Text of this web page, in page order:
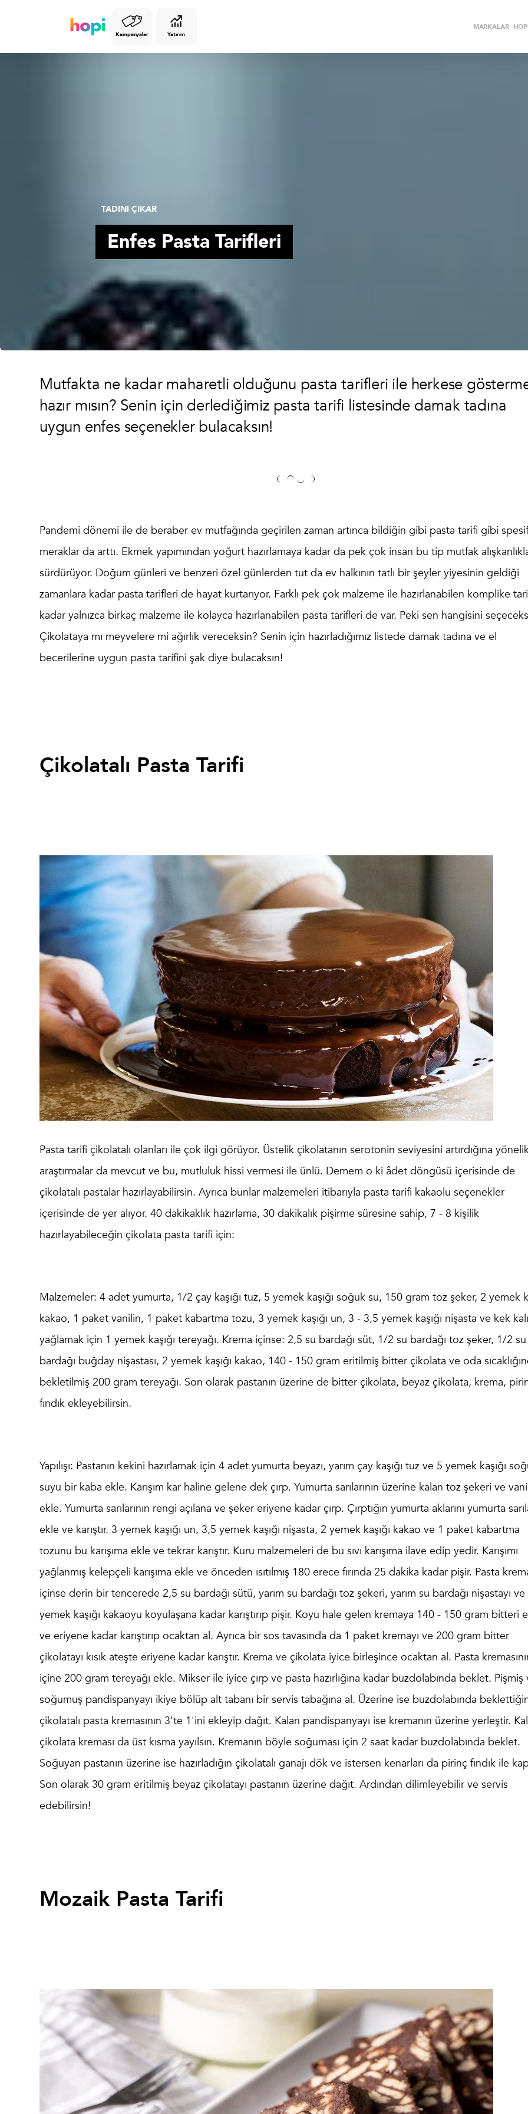
Kampanyalar Yatırım
MARKALAR
TADINI ÇIKAR
Enfes Pasta Tarifleri
Mutfakta ne kadar maharetli olduğunu pasta tarifleri ile herkese
hazır mısın? Senin için derlediğimiz pasta tarifi listesinde damak tadına
uygun enfes seçenekler bulacaksın!
Pandemi dönemi ile de beraber ev mutfağında geçirilen zaman artınca bildiğin gibi pasta tarifi gibi
meraklar da arttı. Ekmek yapımından yoğurt hazırlamaya kadar da pek çok insan bu tip mutfak
sürdürüyor. Doğum günleri ve benzeri özel günlerden tut da ev halkının tatlı bir şeyler yiyesinin geldiği
zamanlara kadar pasta tarifleri de hayat kurtarıyor. Farklı pek çok malzeme ile hazırlanabilen komplike
kadar yalnızca birkaç malzeme ile kolayca hazırlanabilen pasta tarifleri de var. Peki sen hangisini
Çikolataya mı meyvelere mi ağırlık vereceksin? Senin için hazırladığımız listede damak tadına ve el
becerilerine uygun pasta tarifini şak diye bulacaksın!
Çikolatalı Pasta Tarifi
Pasta tarifi çikolatalı olanları ile çok ilgi görüyor. Üstelik çikolatanın serotonin seviyesini artırdığına
araştırmalar da mevcut ve bu, mutluluk hissi vermesi ile ünlü. Demem o ki âdet döngüsü içerisinde de
çikolatalı pastalar hazırlayabilirsin. Ayrıca bunlar malzemeleri itibarıyla pasta tarifi kakaolu seçenekler
içerisinde de yer alıyor. 40 dakikaklık hazırlama, 30 dakikalık pişirme süresine sahip, 7 - 8 kişilik
hazırlayabileceğin çikolata pasta tarifi için:
Malzemeler: 4 adet yumurta, 1/2 çay kaşığı tuz, 5 yemek kaşığı soğuk su, 150 gram toz şeker, 2 yemek
kakao, 1 paket vanilin, 1 paket kabartma tozu, 3 yemek kaşığı un, 3 - 3,5 yemek kaşığı nişasta ve kek
yağlamak için 1 yemek kaşığı tereyağı. Krema içinse: 2,5 su bardağı süt, 1/2 su bardağı toz şeker, 1/2 su
bardağı buğday nişastası, 2 yemek kaşığı kakao, 140 - 150 gram eritilmiş bitter çikolata ve oda
bekletilmiş 200 gram tereyağı. Son olarak pastanın üzerine de bitter çikolata, beyaz çikolata, krema,
fındık ekleyebilirsin.
Yapılışı: Pastanın kekini hazırlamak için 4 adet yumurta beyazı, yarım çay kaşığı tuz ve 5 yemek kaşığı
suyu bir kaba ekle. Karışım kar haline gelene dek çırp. Yumurta sarılarının üzerine kalan toz şekeri ve
ekle. Yumurta sarılarının rengi açılana ve şeker eriyene kadar çırp. Çırptığın yumurta aklarını yumurta
ekle ve karıştır. 3 yemek kaşığı un, 3,5 yemek kaşığı nişasta, 2 yemek kaşığı kakao ve 1 paket kabartma
tozunu bu karışıma ekle ve tekrar karıştır. Kuru malzemeleri de bu sıvı karışıma ilave edip yedir. Karışımı
yağlanmış kelepçeli karışıma ekle ve önceden ısıtılmış 180 erece fırında 25 dakika kadar pişir. Pasta
içinse derin bir tencerede 2,5 su bardağı sütü, yarım su bardağı toz şekeri, yarım su bardağı nişastayı ve
yemek kaşığı kakaoyu koyulaşana kadar karıştırıp pişir. Koyu hale gelen kremaya 140 - 150 gram bitteri
ve eriyene kadar karıştırıp ocaktan al. Ayrıca bir sos tavasında da 1 paket kremayı ve 200 gram bitter
çikolatayı kısık ateşte eriyene kadar karıştır. Krema ve çikolata iyice birleşince ocaktan al. Pasta
içine 200 gram tereyağı ekle. Mikser ile iyice çırp ve pasta hazırlığına kadar buzdolabında beklet. Pişmiş
soğumuş pandispanyayı ikiye bölüp alt tabanı bir servis tabağına al. Üzerine ise buzdolabında
çikolatalı pasta kremasının 3'te 1'ini ekleyip dağıt. Kalan pandispanyayı ise kremanın üzerine yerleştir.
çikolata kreması da üst kısma yayılsın. Kremanın böyle soğuması için 2 saat kadar buzdolabında beklet.
Soğuyan pastanın üzerine ise hazırladığın çikolatalı ganajı dök ve istersen kenarları da pirinç fındık ile
Son olarak 30 gram eritilmiş beyaz çikolatayı pastanın üzerine dağıt. Ardından dilimleyebilir ve servis
edebilirsin!
Mozaik Pasta Tarifi